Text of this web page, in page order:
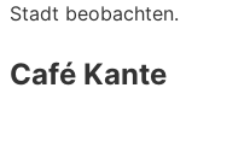
Stadt beobachten.
Café Kante